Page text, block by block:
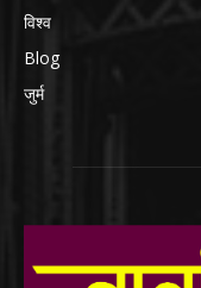
विश्व
Blog
जुर्म